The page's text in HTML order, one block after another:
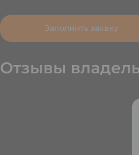
Заполнить заявку
Отзывы